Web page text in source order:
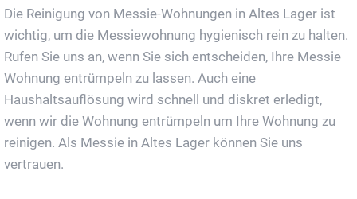
Die Reinigung von Messie-Wohnungen in Altes Lager ist
wichtig, um die Messiewohnung hygienisch rein zu halten.
Rufen Sie uns an, wenn Sie sich entscheiden, Ihre Messie
Wohnung entrümpeln zu lassen. Auch eine
Haushaltsauflösung wird schnell und diskret erledigt,
wenn wir die Wohnung entrümpeln um Ihre Wohnung zu
reinigen. Als Messie in Altes Lager können Sie uns
vertrauen.